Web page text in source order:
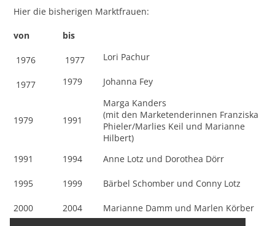
Hier die bisherigen Marktfrauen:
von bis
1976 1977 Lori Pachur
1977 1979 Johanna Fey
1979 1991
Marga Kanders
(mit den Marketenderinnen Franziska
Phieler/Marlies Keil und Marianne
Hilbert)
1991
1994 Anne Lotz und Dorothea Dörr
1995 1999 Bärbel Schomber und Conny Lotz
2000 2004 Marianne Damm und Marlen Körber